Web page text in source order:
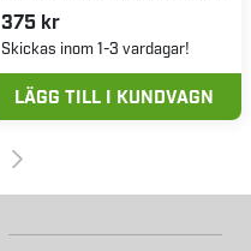
375 kr
Skickas inom 1-3 vardagar!
LÄGG TILL I KUNDVAGN